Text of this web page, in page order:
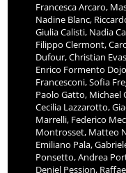
Francesca Arcaro,
Nadine Blanc,
Giulia Calisti, Nadia
Filippo Clermont,
Dufour, Christian
Enrico Formento
Francesconi, Sofia
Paolo Gatto, Michael
Cecilia Lazzarotto,
Marrelli, Federico
Montrosset, Matteo
Emiliano Pala,
Ponsetto, Andrea
Deniel Pession,